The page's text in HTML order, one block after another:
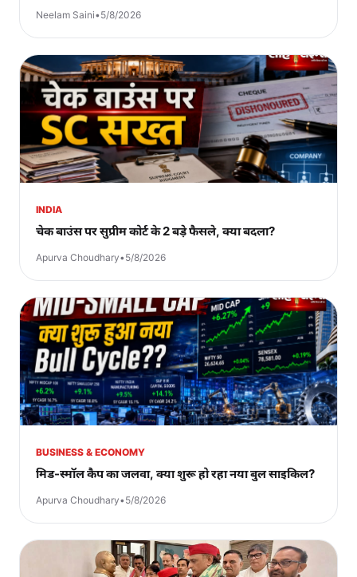
Neelam Saini•5/8/2026
INDIA
चेक बाउंस पर सुप्रीम कोर्ट के 2 बड़े फैसले, क्या बदला?
Apurva Choudhary•5/8/2026
BUSINESS & ECONOMY
मिड-स्मॉल कैप का जलवा, क्या शुरू हो रहा नया बुल साइकिल?
Apurva Choudhary•5/8/2026